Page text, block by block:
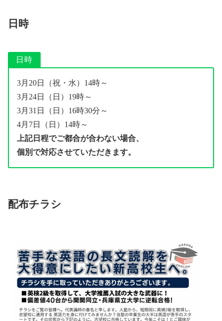
日時
日時
3月20日（祝・水）14時～
3月24日（日）19時～
3月31日（日）16時30分～
4月7日（日）14時～
上記日程でご都合が合わない場合、
個別で対応させていただきます。
配布チラシ